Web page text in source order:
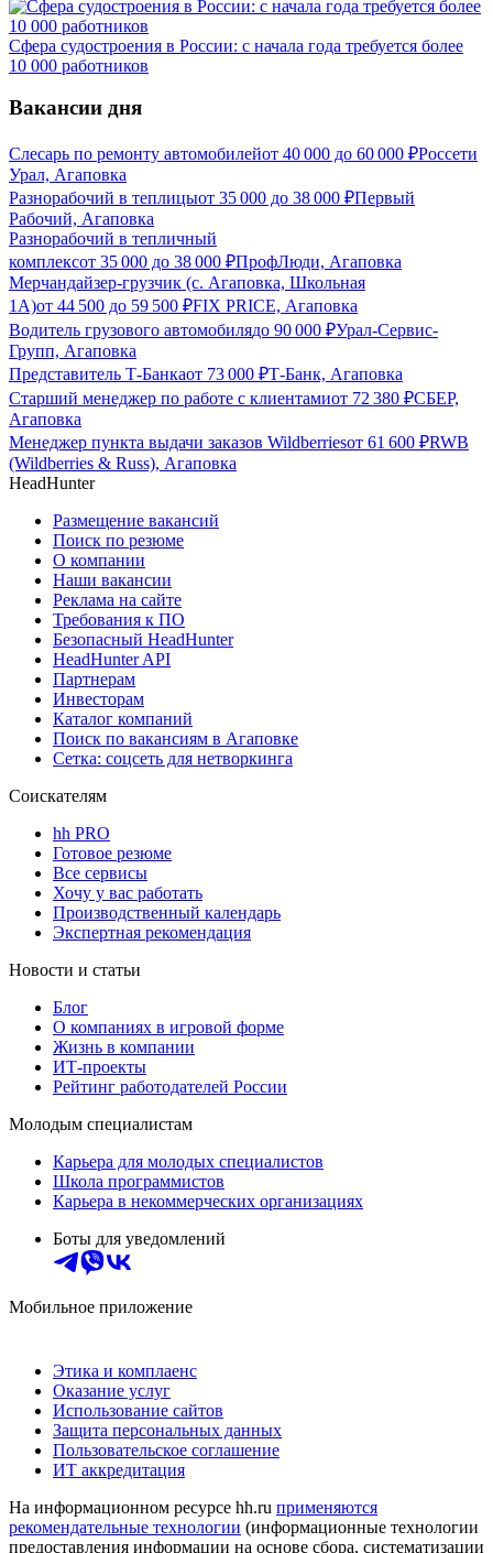
Сфера судостроения в России: с начала года требуется более
10 000 работников
Вакансии дня
Слесарь по ремонту автомобилейот 40 000 до 60 000 ₽Россети
Урал, Агаповка
Разнорабочий в теплицыот 35 000 до 38 000 ₽Первый
Рабочий, Агаповка
Разнорабочий в тепличный
комплексот 35 000 до 38 000 ₽ПрофЛюди, Агаповка
Мерчандайзер-грузчик (с. Агаповка, Школьная
1А)от 44 500 до 59 500 ₽FIX PRICE, Агаповка
Водитель грузового автомобилядо 90 000 ₽Урал-Сервис-
Групп, Агаповка
Представитель Т-Банкаот 73 000 ₽Т-Банк, Агаповка
Старший менеджер по работе с клиентамиот 72 380 ₽СБЕР,
Агаповка
Менеджер пункта выдачи заказов Wildberriesот 61 600 ₽RWB
(Wildberries & Russ), Агаповка
HeadHunter
Размещение вакансий
Поиск по резюме
О компании
Наши вакансии
Реклама на сайте
Требования к ПО
Безопасный HeadHunter
HeadHunter API
Партнерам
Инвесторам
Каталог компаний
Поиск по вакансиям в Агаповке
Сетка: соцсеть для нетворкинга
Соискателям
hh PRO
Готовое резюме
Все сервисы
Хочу у вас работать
Производственный календарь
Экспертная рекомендация
Новости и статьи
Блог
О компаниях в игровой форме
Жизнь в компании
ИТ-проекты
Рейтинг работодателей России
Молодым специалистам
Карьера для молодых специалистов
Школа программистов
Карьера в некоммерческих организациях
Боты для уведомлений
Мобильное приложение
Этика и комплаенс
Оказание услуг
Использование сайтов
Защита персональных данных
Пользовательское соглашение
ИТ аккредитация
На информационном ресурсе hh.ru применяются
рекомендательные технологии (информационные технологии
предоставления информации на основе сбора, систематизации